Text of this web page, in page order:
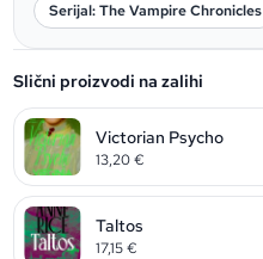
Serijal: The Vampire Chronicles
Slični proizvodi na zalihi
Victorian Psycho
13,20€
Taltos
17,15€